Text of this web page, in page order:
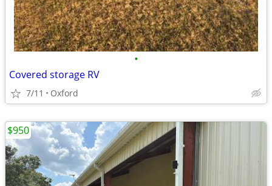
•
Covered storage RV
7/11 Oxford
$950